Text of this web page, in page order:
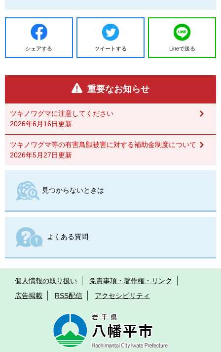
シェアする ツイートする Lineで送る
重要なお知らせ
ツキノワグマに注意してください
2026年6月16日更新
ツキノワグマ等の有害鳥獣被害に対する補助金制度について
2026年5月27日更新
見つからないときは
よくある質問
個人情報の取り扱い
免責事項・著作権・リンク
広告掲載
RSS配信 アクセシビリティ